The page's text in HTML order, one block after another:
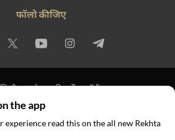
फॉलो कीजिए
इस्तेमाल की शर्तें कॉपीराइट
Foundation. All rights reserved.
the app
experience read this on the all new Rekhta